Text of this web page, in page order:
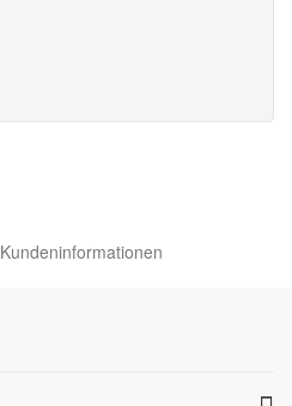
Kundeninformationen